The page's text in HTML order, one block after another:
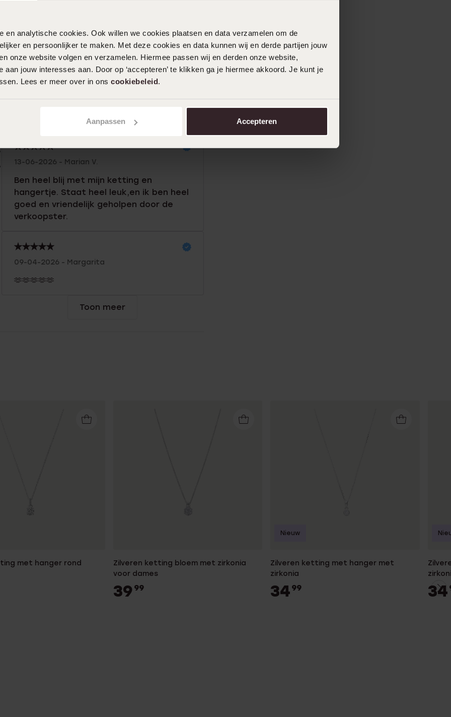
en analytische cookies. Ook willen we cookies plaatsen en data verzamelen om de
en persoonlijker te maken. Met deze cookies en data kunnen wij en derde partijen jouw
onze website volgen en verzamelen. Hiermee passen wij en derden onze website,
aan jouw interesses aan. Door op ‘accepteren’ te klikken ga je hiermee akkoord. Je kunt je
Lees er meer over in ons cookiebeleid.
Aanpassen Accepteren
Filter
13-06-2026 - Marian V.
Ben heel blij met mijn ketting en
hangertje. Staat heel leuk,en ik ben heel
goed en vriendelijk geholpen door de
verkoopster.
09-04-2026 - Margarita
🫶🫶🫶🫶🫶
Toon meer
met hanger rond
Zilveren ketting bloem met zirkonia
voor dames
39 99
Zilveren ketting met hanger met
zirkonia
34 99
Nieuw
34